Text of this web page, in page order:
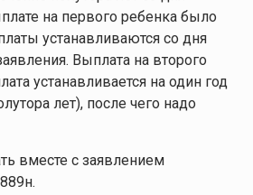
на первого ребенка было
устанавливаются со дня
Выплата на второго
устанавливается на один год
лет), после чего надо
вместе с заявлением